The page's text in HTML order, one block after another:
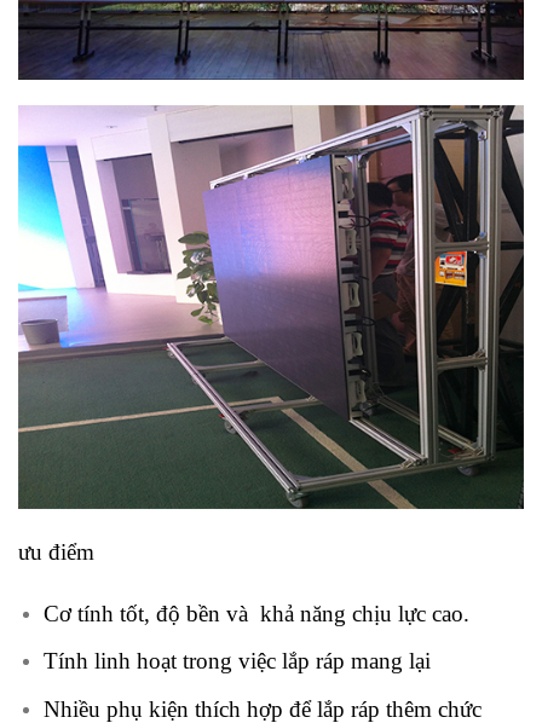
ưu điểm
Cơ tính tốt, độ bền và khả năng chịu lực cao.
Tính linh hoạt trong việc lắp ráp mang lại
Nhiều phụ kiện thích hợp để lắp ráp thêm chức